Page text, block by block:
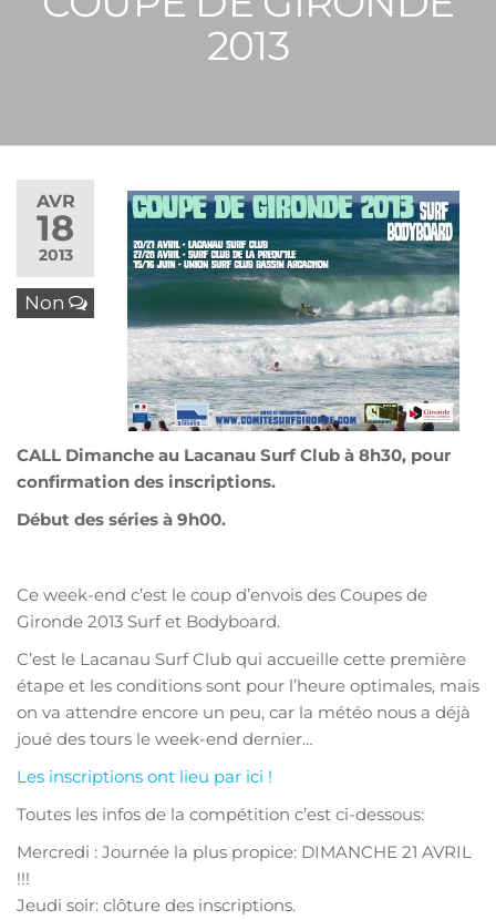
2013
AVR
18
2013
Non
CALL Dimanche au Lacanau Surf Club à 8h30, pour
confirmation des inscriptions.
Début des séries à 9h00.
Ce week-end c’est le coup d’envois des Coupes de
Gironde 2013 Surf et Bodyboard.
C’est le Lacanau Surf Club qui accueille cette première
étape et les conditions sont pour l’heure optimales, mais
on va attendre encore un peu, car la météo nous a déjà
joué des tours le week-end dernier…
Les inscriptions ont lieu par ici !
Toutes les infos de la compétition c’est ci-dessous:
Mercredi : Journée la plus propice: DIMANCHE 21 AVRIL
!!!
Jeudi soir: clôture des inscriptions.